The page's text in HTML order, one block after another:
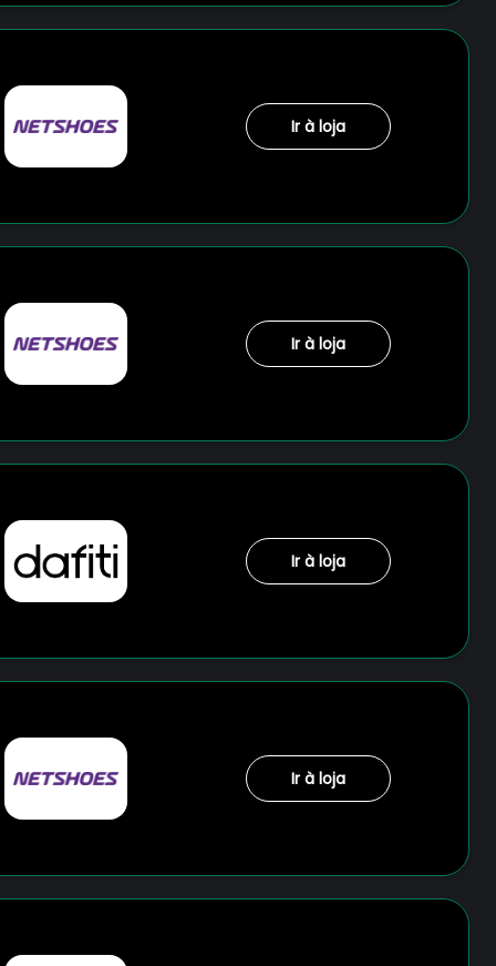
Ir à loja
Ir à loja
Ir à loja
Ir à loja